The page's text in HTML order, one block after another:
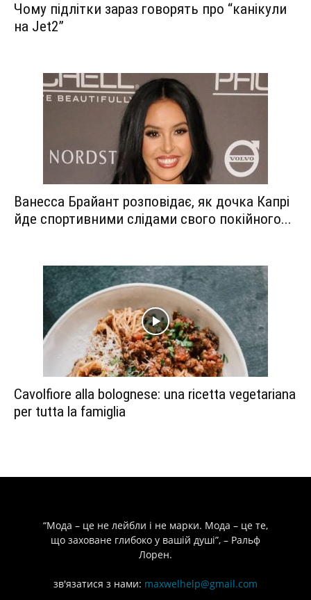
Чому підлітки зараз говорять про “канікули
на Jet2”
Ванесса Брайант розповідає, як дочка Капрі
йде спортивними слідами свого покійного...
Cavolfiore alla bolognese: una ricetta vegetariana
per tutta la famiglia
“Мода – це не лейбли і не марки. Мода – це те,
що заховане глибоко у вашій душі”, – Ральф
Лорен.
зв'язатися з нами: maxwelhelp@gmail.com